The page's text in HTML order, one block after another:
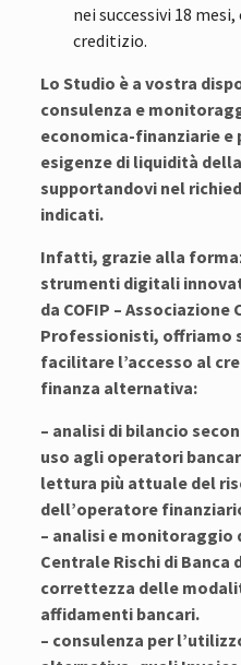
nei successivi 18
creditizio.
Lo Studio è a vostra
consulenza e
economica-finanziarie e
esigenze di liquidità
supportandovi nel
indicati.
Infatti, grazie alla
strumenti digitali
da COFIP –
Professionisti, offriamo
facilitare l’accesso al
finanza alternativa:
– analisi di bilancio
uso agli operatori
lettura più attuale del
dell’operatore
– analisi e monitoraggio
Centrale Rischi di Banca
correttezza delle
affidamenti bancari.
– consulenza per